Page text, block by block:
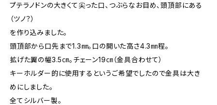
プテラノドンの大きくて尖った口、つぶらなお目め、頭頂部にある
（ツノ？）
を作り込みました。
頭頂部から口先まで1.3㎜。口の開いた高さ4.3㎜程。
拡げた翼の幅3.5㎝。チェーン19㎝（金具合わせて）
キーホルダー的に使用するというご希望でしたので金具は大き
めにしました。
全てシルバー製。